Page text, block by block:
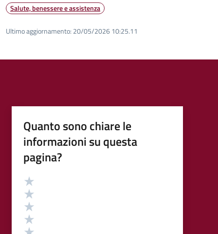
Salute, benessere e assistenza
Ultimo aggiornamento: 20/05/2026 10:25.11
Quanto sono chiare le
informazioni su questa
pagina?
Valutazione